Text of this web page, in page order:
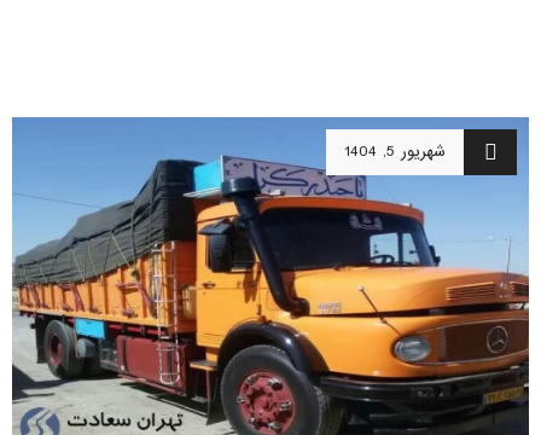
شهریور 5, 1404